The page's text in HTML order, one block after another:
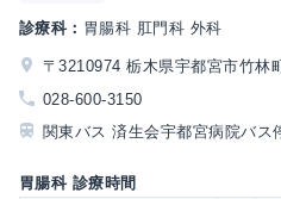
診療科： 胃腸科 肛門科 外科
〒3210974 栃木県宇都宮市竹林
028-600-3150
関東バス 済生会宇都宮病院バス
胃腸科 診療時間